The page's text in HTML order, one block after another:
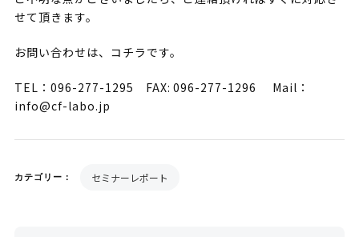
せて頂きます。
お問い合わせは、コチラです。
TEL：096-277-1295 FAX: 096-277-1296 Mail：
info@cf-labo.jp
カテゴリー： セミナーレポート